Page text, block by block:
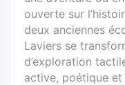
ouverte sur
deux anciennes
Laviers se
d’exploration
active, poétique